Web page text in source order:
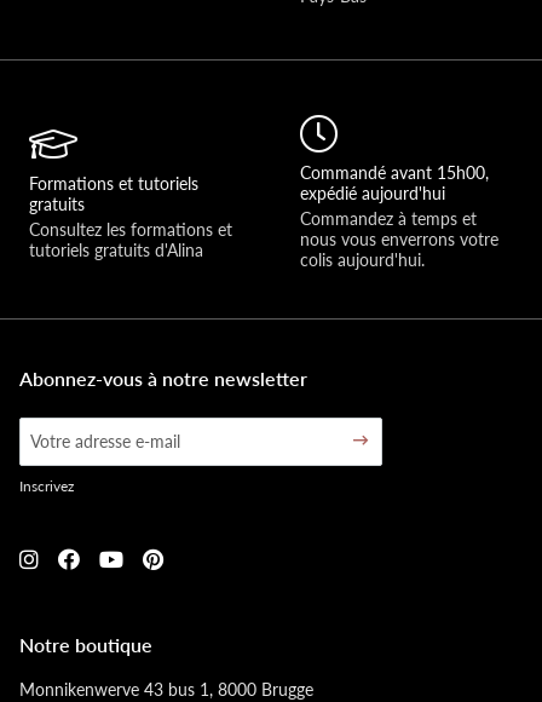
Formations et tutoriels
gratuits
Consultez les formations et
tutoriels gratuits d'Alina
Commandé avant 15h00,
expédié aujourd'hui
Commandez à temps et
nous vous enverrons votre
colis aujourd'hui.
Notre boutique
Monnikenwerve 43 bus 1, 8000 Brugge
Abonnez-vous à notre newsletter
Inscrivez